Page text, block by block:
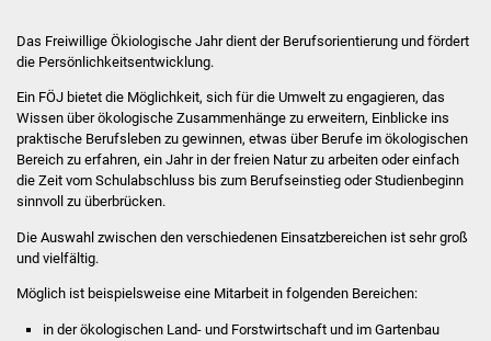
Kontakt
Veröffentlichungen
Wahlen
Das Freiwillige Ökiologische Jahr dient der Berufsorientierung und fördert
die Persönlichkeitsentwicklung.
Ein FÖJ bietet die Möglichkeit, sich für die Umwelt zu engagieren, das
Wissen über ökologische Zusammenhänge zu erweitern, Einblicke ins
praktische Berufsleben zu gewinnen, etwas über Berufe im ökologischen
Bereich zu erfahren, ein Jahr in der freien Natur zu arbeiten oder einfach
die Zeit vom Schulabschluss bis zum Berufseinstieg oder Studienbeginn
sinnvoll zu überbrücken.
Die Auswahl zwischen den verschiedenen Einsatzbereichen ist sehr groß
und vielfältig.
Möglich ist beispielsweise eine Mitarbeit in folgenden Bereichen:
in der ökologischen Land- und Forstwirtschaft und im Gartenbau